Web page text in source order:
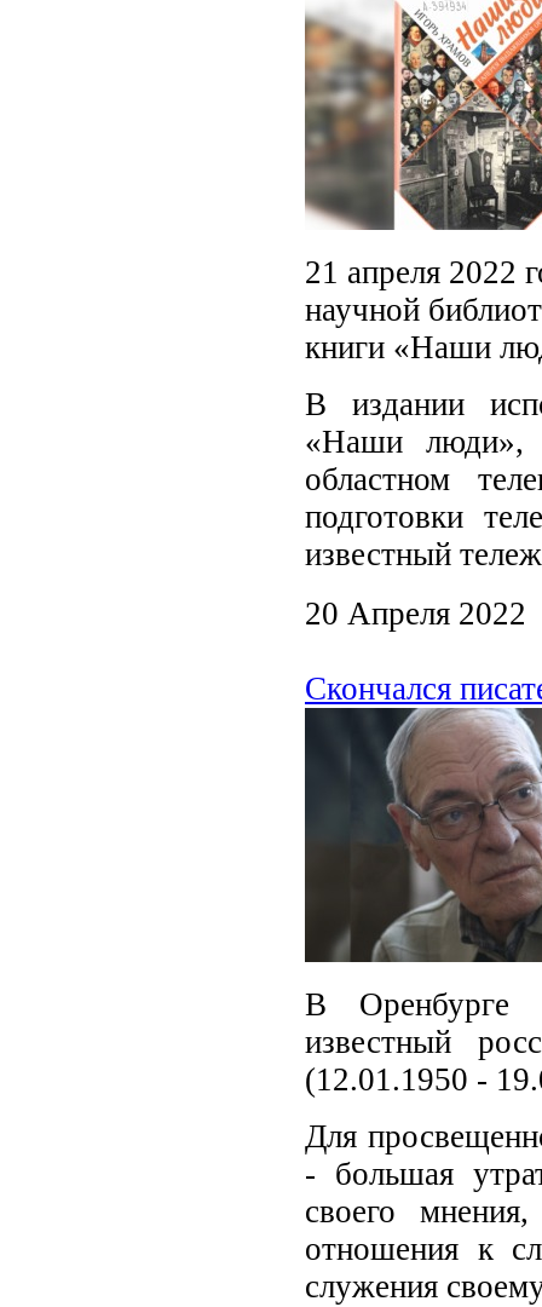
21 апреля 2022
научной
книги «Наши
В издании
«Наши люди»,
областном
подготовки
известный
20 Апреля 2022
Скончался
В Оренбурге
известный
(12.01.1950 -
Для
- большая
своего
отношения к
служения